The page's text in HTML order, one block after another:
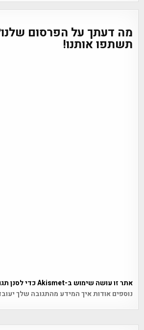
מה דעתך על הפרסום
תשתפו אותנו!
אתר זו עושה שימוש ב-Akismet כדי לסנן תגובות זבל.
נוספים אודות איך המידע מהתגובה שלך